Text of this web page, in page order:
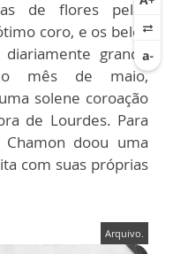
de flores pelas
coro, e os belos
grande
o mês de maio,
solene coroação
de Lourdes. Para
doou uma
com suas próprias
Arquivo.